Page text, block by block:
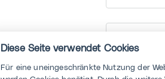
Artikel
Diese Seite verwendet Cookies
Für eine uneingeschränkte Nutzung der